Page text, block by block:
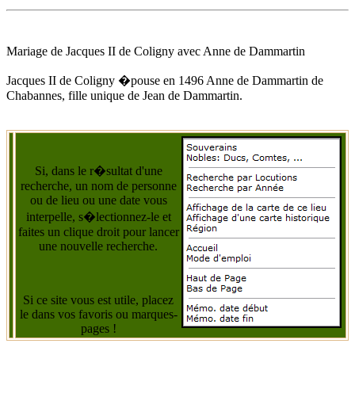
Mariage de Jacques II de Coligny avec Anne de Dammartin
Jacques II de Coligny �pouse en 1496 Anne de Dammartin de
Chabannes, fille unique de Jean de Dammartin.
Si, dans le r�sultat d'une
recherche, un nom de personne
ou de lieu ou une date vous
interpelle, s�lectionnez-le et
faites un clique droit pour lancer
une nouvelle recherche.
Si ce site vous est utile, placez
le dans vos favoris ou marques-
pages !